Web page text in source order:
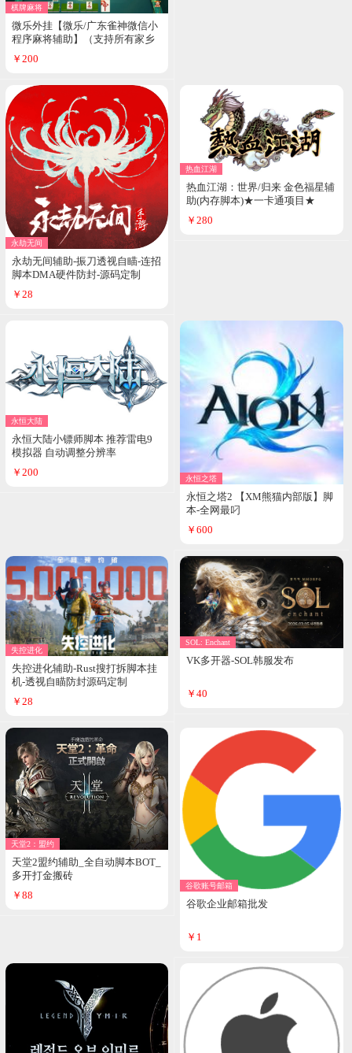
棋牌麻将
微乐外挂【微乐/广东雀神微信小
程序麻将辅助】（支持所有家乡
玩法）增加自摸率-增加好牌率-增
嗷嗷强烈推见
￥200
永劫无间
永劫无间辅助-振刀透视自瞄-连招
脚本DMA硬件防封-源码定制
￥28
热血江湖
热血江湖：世界/归来 金色福星辅
助(内存脚本)★一卡通项目★
￥280
永恒大陆
永恒大陆小镖师脚本 推荐雷电9
模拟器 自动调整分辨率
￥200
永恒之塔
永恒之塔2 【XM熊猫内部版】脚
本-全网最叼
￥600
失控进化
失控进化辅助-Rust搜打拆脚本挂
机-透视自瞄防封源码定制
￥28
SOL: Enchant
VK多开器-SOL韩服发布
￥40
天堂2：盟约
天堂2盟约辅助_全自动脚本BOT_
多开打金搬砖
￥88
谷歌账号邮箱
谷歌企业邮箱批发
￥1